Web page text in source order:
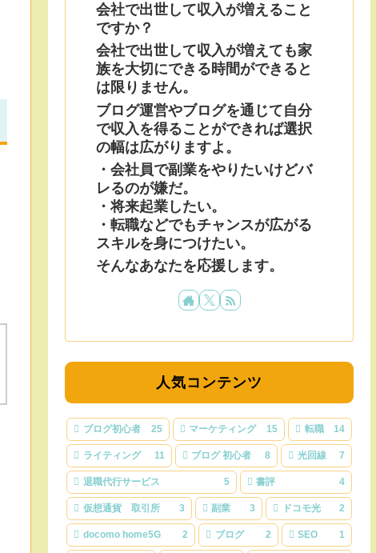
会社で出世して収入が増えること
ですか？
会社で出世して収入が増えても家
族を大切にできる時間ができると
は限りません。
ブログ運営やブログを通じて自分
で収入を得ることができれば選択
の幅は広がりますよ。
・会社員で副業をやりたいけどバ
レるのが嫌だ。
・将来起業したい。
・転職などでもチャンスが広がる
スキルを身につけたい。
そんなあなたを応援します。
人気コンテンツ
ブログ初心者 25 マーケティング 15 転職 14
ライティング 11 ブログ 初心者 8 光回線 7
退職代行サービス 5 書評 4
仮想通貨 取引所 3 副業 3 ドコモ光 2
docomo home5G 2 ブログ 2 SEO 1